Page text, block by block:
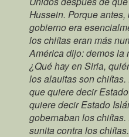
Hussein. Porque
gobierno era
los chiítas eran más
América dijo: demos la
¿Qué hay en Siria,
los alauitas son
que quiere decir
quiere decir Estado
gobernaban los
sunita contra los